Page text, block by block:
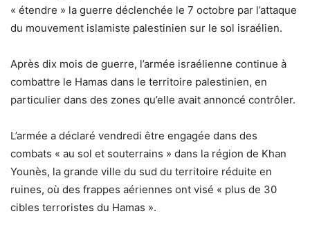
« étendre » la guerre déclenchée le 7 octobre par l’attaque
du mouvement islamiste palestinien sur le sol israélien.
Après dix mois de guerre, l’armée israélienne continue à
combattre le Hamas dans le territoire palestinien, en
particulier dans des zones qu’elle avait annoncé contrôler.
L’armée a déclaré vendredi être engagée dans des
combats « au sol et souterrains » dans la région de Khan
Younès, la grande ville du sud du territoire réduite en
ruines, où des frappes aériennes ont visé « plus de 30
cibles terroristes du Hamas ».